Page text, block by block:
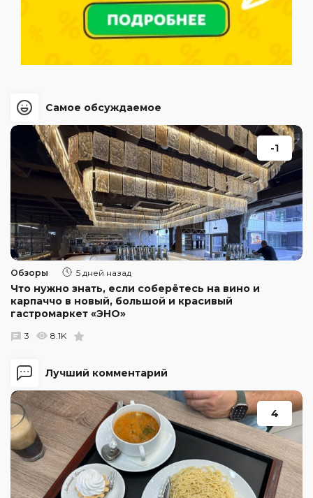
Лучший комментарий
4
Самое обсуждаемое
-1
Обзоры 5 дней назад
Что нужно знать, если соберётесь на вино и
карпаччо в новый, большой и красивый
гастромаркет «ЭНО»
3 8.1K